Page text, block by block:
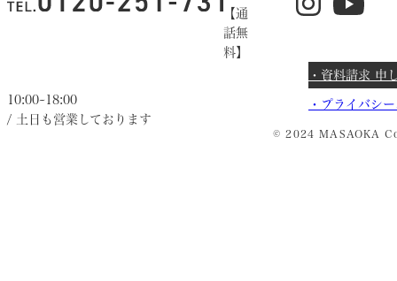
【通
話無
料】
10:00~18:00
/ 土日も営業しております
・資料請求 申
・ プライバシ
© 2024 MASAOKA